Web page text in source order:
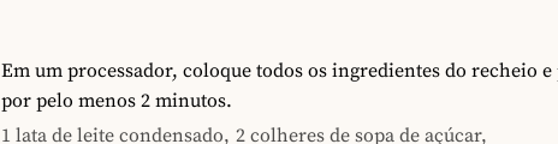
Em um processador, coloque todos os ingredientes do recheio e
por pelo menos 2 minutos.
1 lata de leite condensado, 2 colheres de sopa de açúcar,